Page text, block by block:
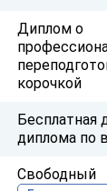
Диплом о
корочкой
Бесплатная
диплома по
Свободный